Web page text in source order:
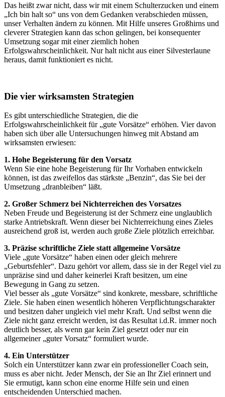
Das heißt zwar nicht, dass wir mit einem Schulterzucken und einem
„Ich bin halt so“ uns von dem Gedanken verabschieden müssen,
unser Verhalten ändern zu können. Mit Hilfe unseres Großhirns und
cleverer Strategien kann das schon gelingen, bei konsequenter
Umsetzung sogar mit einer ziemlich hohen
Erfolgswahrscheinlichkeit. Nur halt nicht aus einer Silvesterlaune
heraus, damit funktioniert es nicht.
Die vier wirksamsten Strategien
Es gibt unterschiedliche Strategien, die die
Erfolgswahrscheinlichkeit für „gute Vorsätze“ erhöhen. Vier davon
haben sich über alle Untersuchungen hinweg mit Abstand am
wirksamsten erwiesen:
1. Hohe Begeisterung für den Vorsatz
Wenn Sie eine hohe Begeisterung für Ihr Vorhaben entwickeln
können, ist das zweifellos das stärkste „Benzin“, das Sie bei der
Umsetzung „dranbleiben“ läßt.
2. Großer Schmerz bei Nichterreichen des Vorsatzes
Neben Freude und Begeisterung ist der Schmerz eine unglaublich
starke Antriebskraft. Wenn dieser bei Nichterreichung eines Zieles
ausreichend groß ist, werden auch große Ziele plötzlich erreichbar.
3. Präzise schriftliche Ziele statt allgemeine Vorsätze
Viele „gute Vorsätze“ haben einen oder gleich mehrere
„Geburtsfehler“. Dazu gehört vor allem, dass sie in der Regel viel zu
unpräzise sind und daher keinerlei Kraft besitzen, um eine
Bewegung in Gang zu setzen.
Viel besser als „gute Vorsätze“ sind konkrete, messbare, schriftliche
Ziele. Sie haben einen wesentlich höheren Verpflichtungscharakter
und besitzen daher ungleich viel mehr Kraft. Und selbst wenn die
Ziele nicht ganz erreicht werden, ist das Resultat i.d.R. immer noch
deutlich besser, als wenn gar kein Ziel gesetzt oder nur ein
allgemeiner „guter Vorsatz“ formuliert wurde.
4. Ein Unterstützer
Solch ein Unterstützer kann zwar ein professioneller Coach sein,
muss es aber nicht. Jeder Mensch, der Sie an Ihr Ziel erinnert und
Sie ermutigt, kann schon eine enorme Hilfe sein und einen
entscheidenden Unterschied machen.